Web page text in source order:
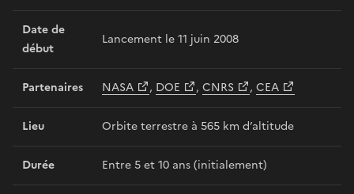
Date de
début
Lancement le 11 juin 2008
Partenaires NASA , DOE , CNRS , CEA
Lieu Orbite terrestre à 565 km d’altitude
Durée Entre 5 et 10 ans (initialement)